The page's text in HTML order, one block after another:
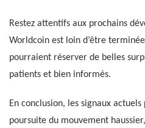
Restez attentifs aux prochains
Worldcoin est loin d’être
pourraient réserver de belles
patients et bien informés.
En conclusion, les signaux
poursuite du mouvement